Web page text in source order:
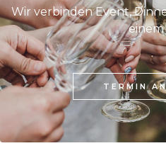
Wir verbinden Event,
einem
TERMIN